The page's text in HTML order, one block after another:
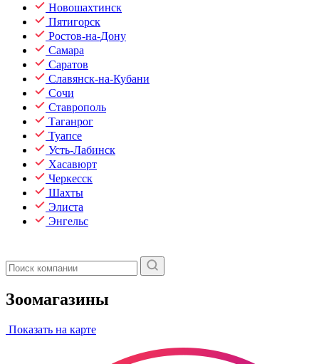
Новошахтинск
Пятигорск
Ростов-на-Дону
Самара
Саратов
Славянск-на-Кубани
Сочи
Ставрополь
Таганрог
Туапсе
Усть-Лабинск
Хасавюрт
Черкесск
Шахты
Элиста
Энгельс
Зоомагазины
Показать на карте